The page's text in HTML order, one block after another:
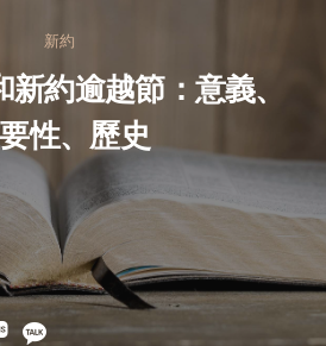
新約
約逾越節：意義、
性、歷史
카